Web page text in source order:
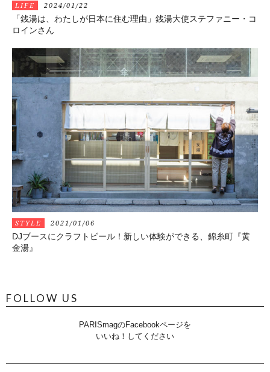
LIFE 2024/01/22
「銭湯は、わたしが日本に住む理由」銭湯大使ステファニー・コ
ロインさん
STYLE 2021/01/06
DJブースにクラフトビール！新しい体験ができる、錦糸町『黄
金湯』
FOLLOW US
PARISmagのFacebookページを
いいね！してください